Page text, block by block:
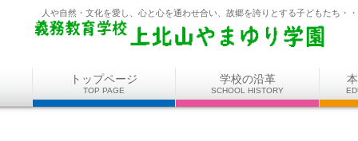
人や自然・文化を愛し、心と心を通わせ合い、故郷を誇りとする子どもたち・
トップページ
TOP PAGE
学校の沿革
SCHOOL HISTORY